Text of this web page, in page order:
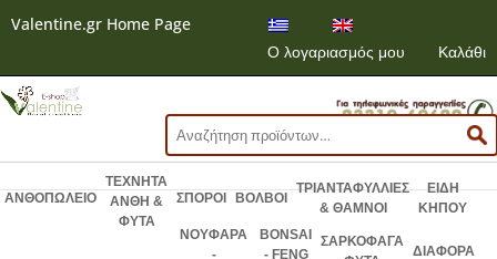
Valentine.gr Home Page
Ο λογαριασμός μου
Καλάθι
Αναζήτηση
για:
ΑΝΘΟΠΩΛΕΙΟ
ΤΕΧΝΗΤΑ
ΑΝΘΗ &
ΦΥΤΑ
ΣΠΟΡΟΙ ΒΟΛΒΟΙ
ΤΡΙΑΝΤΑΦΥΛΛΙΕΣ
& ΘΑΜΝΟΙ
ΕΙΔΗ
ΚΗΠΟΥ
ΝΟΥΦΑΡΑ
-
BONSAI
- FENG
ΣΑΡΚΟΦΑΓΑ
ΔΙΑΦΟΡΑ